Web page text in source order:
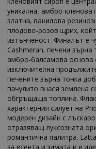
уникална, амбро-кленова
златна, ванилова
плодово-розов щрих,
изтънченост. Финалът е
Cashmeran, печени зърна
амбро-балсамова основа
изключителна
печените зърна тонка
пачулито внася землена
обгръщаща топлина.
характерния силует на
модерен дизайн с
отразяващ луксозната
романтична палитра.
за есента и зимата и е